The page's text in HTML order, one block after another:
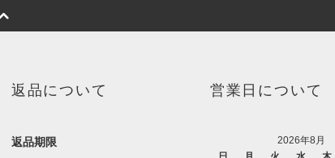
返品について
返品期限
営業日について
2026年8月